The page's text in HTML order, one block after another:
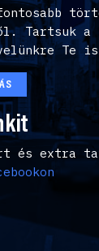
Tartsuk a
Te
és extra